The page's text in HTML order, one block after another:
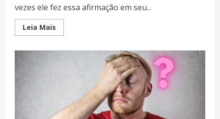
vezes ele fez essa afirmação em seu...
Leia Mais
more